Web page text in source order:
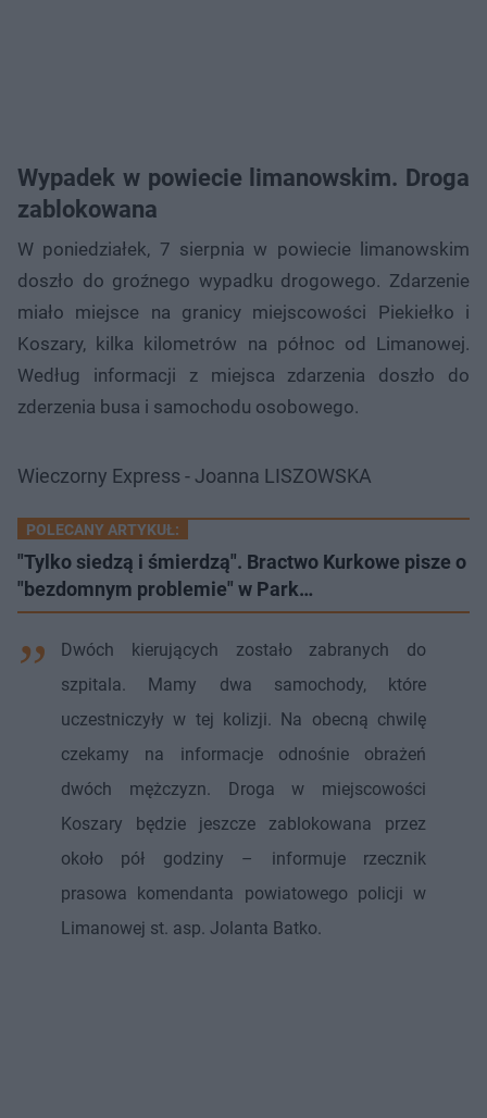
Wypadek w powiecie limanowskim. Droga
zablokowana
W poniedziałek, 7 sierpnia w powiecie limanowskim
doszło do groźnego wypadku drogowego. Zdarzenie
miało miejsce na granicy miejscowości Piekiełko i
Koszary, kilka kilometrów na północ od Limanowej.
Według informacji z miejsca zdarzenia doszło do
zderzenia busa i samochodu osobowego.
Wieczorny Express - Joanna LISZOWSKA
POLECANY ARTYKUŁ:
"Tylko siedzą i śmierdzą". Bractwo Kurkowe pisze o
"bezdomnym problemie" w Park…
Dwóch kierujących zostało zabranych do
szpitala. Mamy dwa samochody, które
uczestniczyły w tej kolizji. Na obecną chwilę
czekamy na informacje odnośnie obrażeń
dwóch mężczyzn. Droga w miejscowości
Koszary będzie jeszcze zablokowana przez
około pół godziny – informuje rzecznik
prasowa komendanta powiatowego policji w
Limanowej st. asp. Jolanta Batko.